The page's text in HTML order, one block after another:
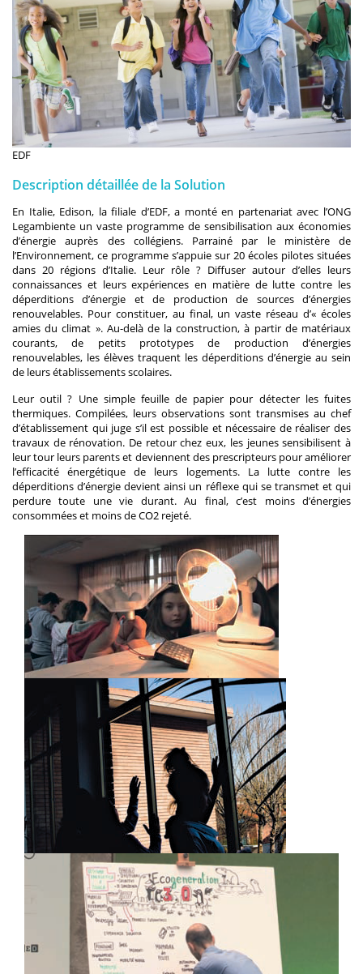
EDF
Description détaillée de la Solution
En Italie, Edison, la filiale d’EDF, a monté en partenariat avec l’ONG
Legambiente un vaste programme de sensibilisation aux économies
d’énergie auprès des collégiens. Parrainé par le ministère de
l’Environnement, ce programme s’appuie sur 20 écoles pilotes situées
dans 20 régions d’Italie. Leur rôle ? Diffuser autour d’elles leurs
connaissances et leurs expériences en matière de lutte contre les
déperditions d’énergie et de production de sources d’énergies
renouvelables. Pour constituer, au final, un vaste réseau d’« écoles
amies du climat ». Au-delà de la construction, à partir de matériaux
courants, de petits prototypes de production d’énergies
renouvelables, les élèves traquent les déperditions d’énergie au sein
de leurs établissements scolaires.
Leur outil ? Une simple feuille de papier pour détecter les fuites
thermiques. Compilées, leurs observations sont transmises au chef
d’établissement qui juge s’il est possible et nécessaire de réaliser des
travaux de rénovation. De retour chez eux, les jeunes sensibilisent à
leur tour leurs parents et deviennent des prescripteurs pour améliorer
l’efficacité énergétique de leurs logements. La lutte contre les
déperditions d’énergie devient ainsi un réflexe qui se transmet et qui
perdure toute une vie durant. Au final, c’est moins d’énergies
consommées et moins de CO2 rejeté.